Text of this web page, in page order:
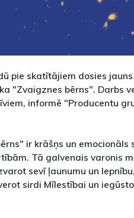
pie skatītājiem dosies
"Zvaigznes bērns". Darbs
informē "Producentu
ir krāšņs un
Tā galvenais varonis
sevī ļaunumu un
sirdi Mīlestībai un